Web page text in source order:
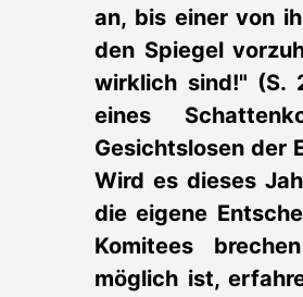
an, bis einer von
den Spiegel
wirklich sind!" (S.
eines
Gesichtslosen der
Wird es dieses
die eigene
Komitees
möglich ist,